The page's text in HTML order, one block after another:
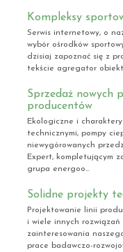
Kompleksy
Serwis internetowy, o
wybór ośrodków
dzisiaj zapoznać się z
tekście agregator
Sprzedaż nowych
producentów
Ekologiczne i
technicznymi, pompy
niewygórowanych
Expert, kompletującym
grupa energoo...
Solidne projekty
Projektowanie linii
i wiele innych
zainteresowania
prace badawczo-